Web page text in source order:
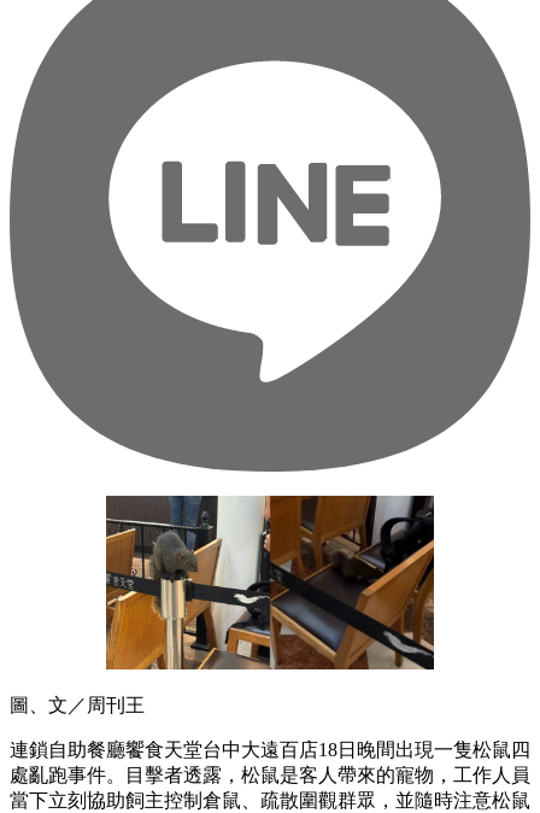
圖、文／周刊王
連鎖自助餐廳饗食天堂台中大遠百店18日晚間出現一隻松鼠四
處亂跑事件。目擊者透露，松鼠是客人帶來的寵物，工作人員
當下立刻協助飼主控制倉鼠、疏散圍觀群眾，並隨時注意松鼠